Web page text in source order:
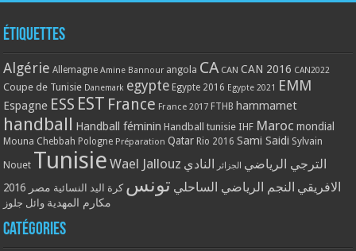
Étiquettes
Algérie Allemagne Amine Bannour angola CA CAN CAN 2016 CAN2022
Coupe de Tunisie Danemark egypte Egypte 2016 Egypte 2021 EMM
Espagne ESS EST France France 2017 FTHB hammamet
handball Handball féminin Handball tunisie IHF Maroc mondial
Mouna Chebbah Pologne Préparation Qatar Rio 2016 Sami Saidi Sylvain
Nouet Tunisie Wael Jallouz الترجي الرياضي الجزائر النادي
الافريقي النجم الرياضي الساحلي تونس كرة اليد النسائية مصر 2016
مكارم المهدية وائل جلوز
Catégories